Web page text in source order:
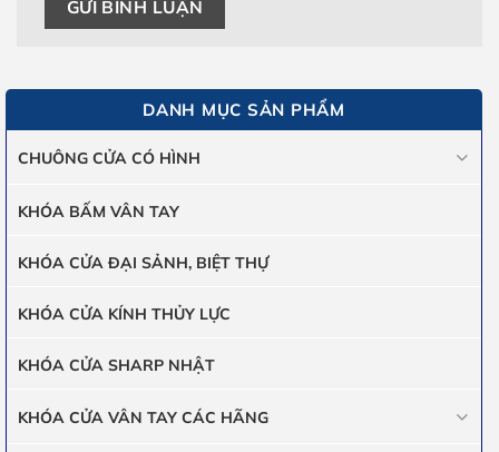
DANH MỤC SẢN PHẨM
CHUÔNG CỬA CÓ HÌNH
KHÓA BẤM VÂN TAY
KHÓA CỬA ĐẠI SẢNH, BIỆT THỰ
KHÓA CỬA KÍNH THỦY LỰC
KHÓA CỬA SHARP NHẬT
KHÓA CỬA VÂN TAY CÁC HÃNG